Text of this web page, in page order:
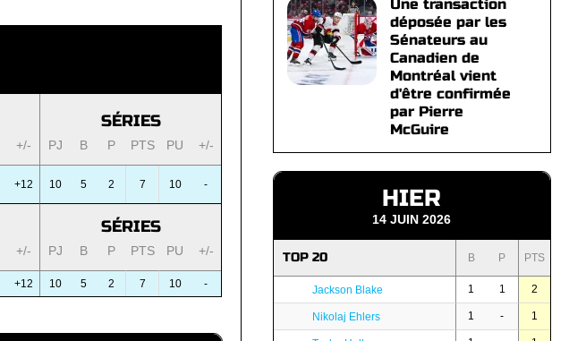
SÉRIES
+/- PJ B P PTS PU +/-
+12 10 5 2 7 10 -
SÉRIES
+/- PJ B P PTS PU +/-
+12 10 5 2 7 10 -
Une transaction
déposée par les
Sénateurs au
Canadien de
Montréal vient
d'être confirmée
par Pierre
McGuire
HIER
14 JUIN 2026
TOP 20 B P PTS
Jackson Blake 1 1 2
Nikolaj Ehlers 1 - 1